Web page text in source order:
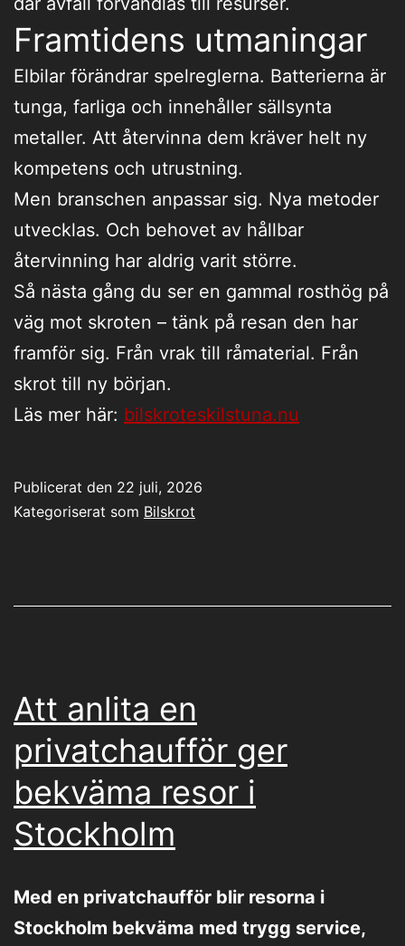
Framtidens utmaningar
Elbilar förändrar spelreglerna. Batterierna är
tunga, farliga och innehåller sällsynta
metaller. Att återvinna dem kräver helt ny
kompetens och utrustning.
Men branschen anpassar sig. Nya metoder
utvecklas. Och behovet av hållbar
återvinning har aldrig varit större.
Så nästa gång du ser en gammal rosthög på
väg mot skroten – tänk på resan den har
framför sig. Från vrak till råmaterial. Från
skrot till ny början.
Läs mer här: bilskroteskilstuna.nu
Publicerat den 22 juli, 2026
Kategoriserat som Bilskrot
Att anlita en
privatchaufför ger
bekväma resor i
Stockholm
Med en privatchaufför blir resorna i
Stockholm bekväma med trygg service,